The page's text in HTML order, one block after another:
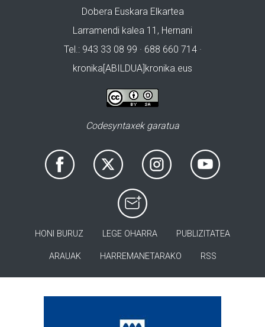
Dobera Euskara Elkartea
Larramendi kalea 11, Hernani
Tel.: 943 33 08 99 · 688 660 714 ·
kronika[ABILDUA]kronika.eus
Codesyntaxek garatua
HONI BURUZ LEGE OHARRA PUBLIZITATEA
ARAUAK HARREMANETARAKO RSS